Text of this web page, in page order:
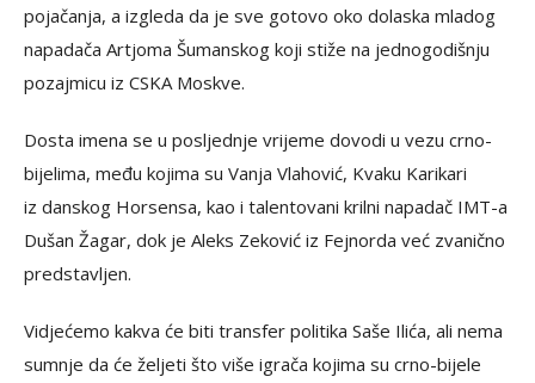
pojačanja, a izgleda da je sve gotovo oko dolaska mladog
napadača Artjoma Šumanskog koji stiže na jednogodišnju
pozajmicu iz CSKA Moskve.
Dosta imena se u posljednje vrijeme dovodi u vezu crno-
bijelima, među kojima su Vanja Vlahović, Kvaku Karikari
iz danskog Horsensa, kao i talentovani krilni napadač IMT-a
Dušan Žagar, dok je Aleks Zeković iz Fejnorda već zvanično
predstavljen.
Vidjećemo kakva će biti transfer politika Saše Ilića, ali nema
sumnje da će željeti što više igrača kojima su crno-bijele